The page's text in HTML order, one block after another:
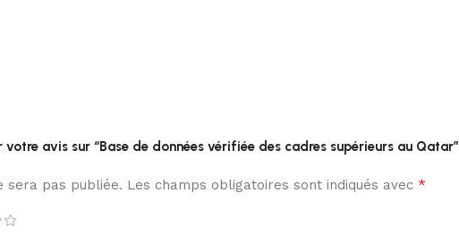
votre avis sur “Base de données vérifiée des cadres supérieurs au Qatar”
sera pas publiée. Les champs obligatoires sont indiqués avec *